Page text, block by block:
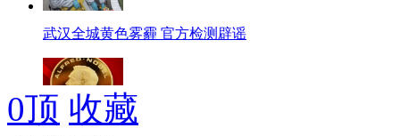
武汉全城黄色雾霾 官方检测辟谣
诺贝尔奖奖金将削减两成
0顶 收藏